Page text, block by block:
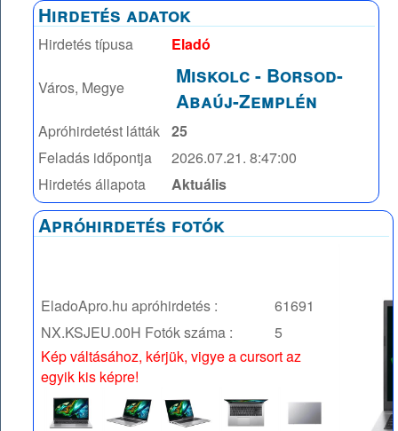
Hirdetés adatok
Hirdetés típusa Eladó
Város, Megye Miskolc- Borsod-
Abaúj-Zemplén
Apróhirdetést látták 25
Feladás időpontja
2026.07.21. 8:47:00
Hirdetés állapota
Aktuális
Apróhirdetés fotók
EladoApro.hu apróhirdetés :
61691
NX.KSJEU.00H Fotók száma :
5
Kép váltásához, kérjük, vigye a cursort az
egyik kis képre!